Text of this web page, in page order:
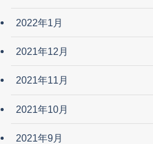
2022年1月
2021年12月
2021年11月
2021年10月
2021年9月